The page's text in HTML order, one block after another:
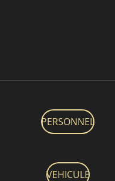
PERSONNEL
VEHICULE